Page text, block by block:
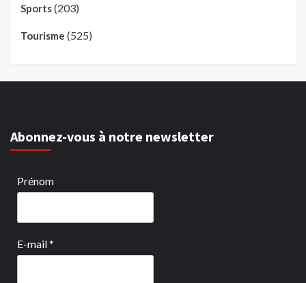
Sports(203)
Tourisme (525)
Abonnez-vous à notre newsletter
Prénom
E-mail*